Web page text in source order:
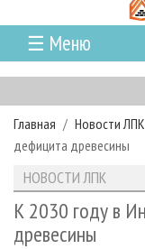
☰ Меню
ГЛАВНАЯ
РУБРИКИ И ТЕМЫ
РУБРИКИ ЖУРНАЛА
ЛЕСОЗАГОТОВКА
ЛЕСОПИЛЕНИЕ
НОВОСТИ
НОВОСТИ ЛПК
НОВОСТИ
ПРОЕКТЫ ЛПИ
АНАЛИТИКА
ПРЕДПРИЯТИЯ
АРХИВ
АРХИВ ЖУРНАЛОВ
О ЖУРНАЛЕ
Главная Новости ЛПК
дефицита древесины
НОВОСТИ ЛПК
К 2030 году в
древесины